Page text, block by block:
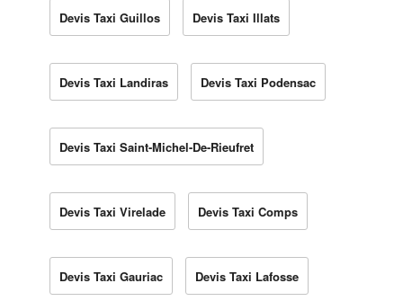
Devis Taxi Guillos Devis Taxi Illats
Devis Taxi Landiras Devis Taxi Podensac
Devis Taxi Saint-Michel-De-Rieufret
Devis Taxi Virelade Devis Taxi Comps
Devis Taxi Gauriac Devis Taxi Lafosse